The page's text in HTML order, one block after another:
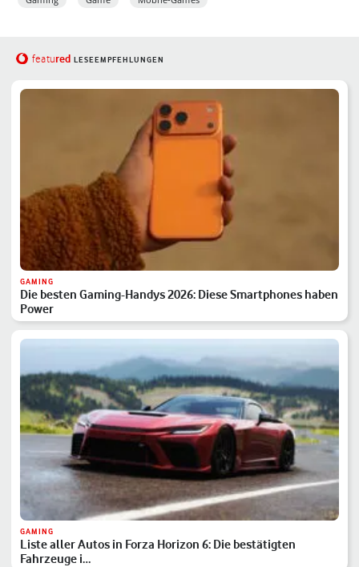
featured LESEEMPFEHLUNGEN
GAMING
Die besten Gaming-Handys 2026: Diese Smartphones haben
Power
GAMING
Liste aller Autos in Forza Horizon 6: Die bestätigten
Fahrzeuge i…